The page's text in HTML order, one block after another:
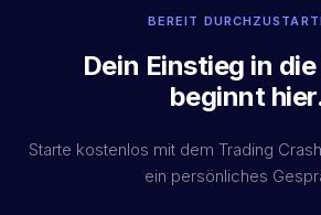
BEREIT
Dein Einstieg in die
beginnt
Starte kostenlos mit dem Trading
ein persönliches